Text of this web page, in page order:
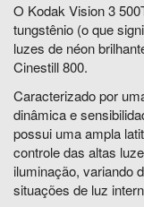
O Kodak Vision 3
tungstênio (o que
luzes de néon
Cinestill 800.
Caracterizado por
dinâmica e
possui uma ampla
controle das altas
iluminação, variando
situações de luz